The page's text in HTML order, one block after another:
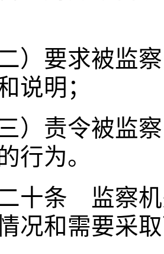
要求被监察
说明；
责令被监察
行为。
条 监察机关
况和需要采